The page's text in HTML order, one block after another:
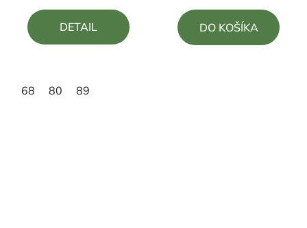
z
DETAIL
68 80 89
z
DO KOŠÍKA